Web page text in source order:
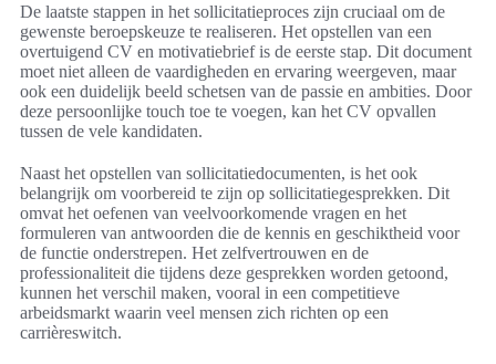
De laatste stappen in het sollicitatieproces zijn cruciaal om de
gewenste beroepskeuze te realiseren. Het opstellen van een
overtuigend CV en motivatiebrief is de eerste stap. Dit document
moet niet alleen de vaardigheden en ervaring weergeven, maar
ook een duidelijk beeld schetsen van de passie en ambities. Door
deze persoonlijke touch toe te voegen, kan het CV opvallen
tussen de vele kandidaten.
Naast het opstellen van sollicitatiedocumenten, is het ook
belangrijk om voorbereid te zijn op sollicitatiegesprekken. Dit
omvat het oefenen van veelvoorkomende vragen en het
formuleren van antwoorden die de kennis en geschiktheid voor
de functie onderstrepen. Het zelfvertrouwen en de
professionaliteit die tijdens deze gesprekken worden getoond,
kunnen het verschil maken, vooral in een competitieve
arbeidsmarkt waarin veel mensen zich richten op een
carrièreswitch.